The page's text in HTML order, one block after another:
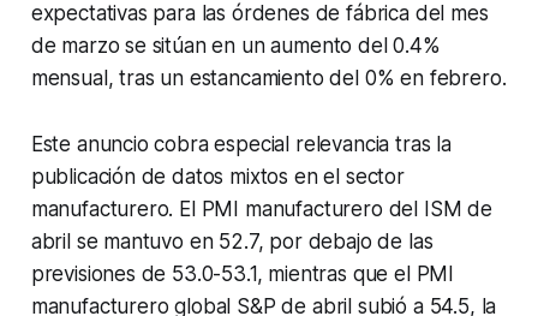
expectativas para las órdenes de fábrica del mes
de marzo se sitúan en un aumento del 0.4%
mensual, tras un estancamiento del 0% en febrero.
Este anuncio cobra especial relevancia tras la
publicación de datos mixtos en el sector
manufacturero. El PMI manufacturero del ISM de
abril se mantuvo en 52.7, por debajo de las
previsiones de 53.0-53.1, mientras que el PMI
manufacturero global S&P de abril subió a 54.5, la